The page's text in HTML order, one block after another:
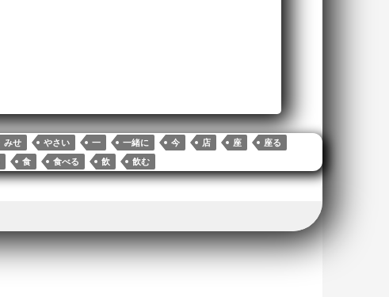
みせ やさい 一 一緒に 今 店 座
座る
食 食べる 飲 飲む